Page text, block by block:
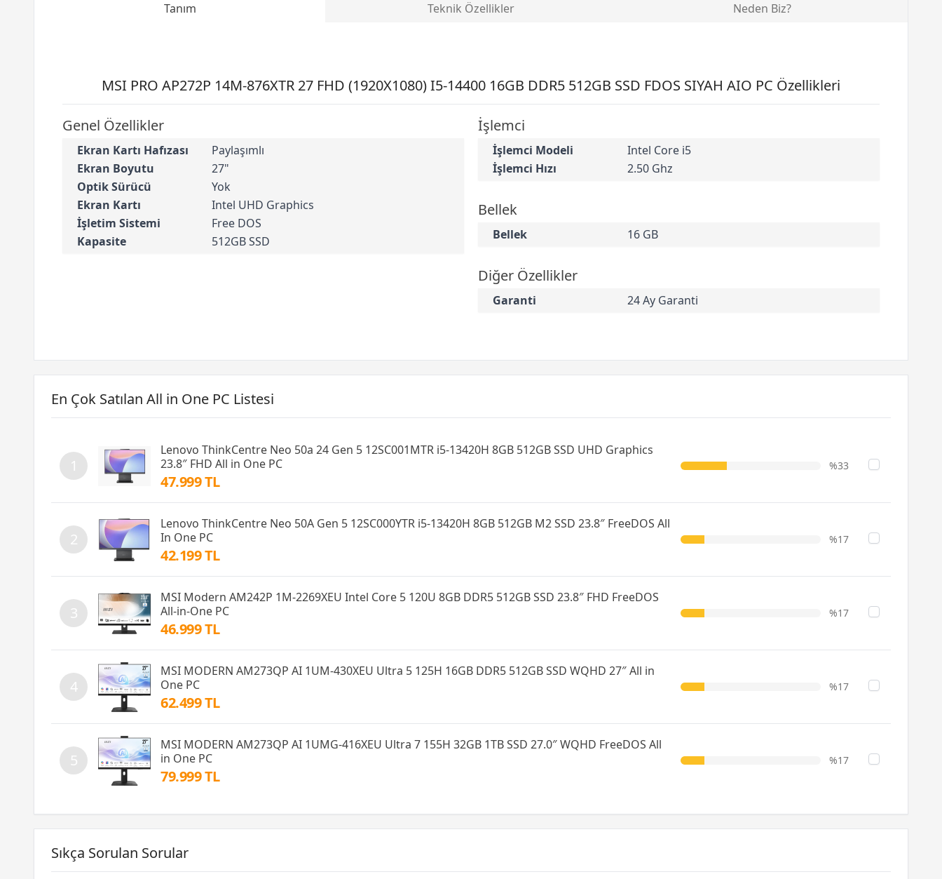
Tanım Teknik Özellikler Neden Biz?
MSI PRO AP272P 14M-876XTR 27 FHD (1920X1080) I5-14400 16GB DDR5 512GB SSD FDOS SIYAH AIO PC Özellikleri
Genel Özellikler
Ekran Kartı Hafızası
Paylaşımlı
Ekran Boyutu
27"
Optik Sürücü
Yok
Ekran Kartı
Intel UHD Graphics
İşletim Sistemi
Free DOS
Kapasite
512GB SSD
İşlemci
İşlemci Modeli
Intel Core i5
İşlemci Hızı
2.50 Ghz
Bellek
Bellek 16 GB
Diğer Özellikler
Garanti 24 Ay Garanti
En Çok Satılan All in One PC Listesi
1
Lenovo ThinkCentre Neo 50a 24 Gen 5 12SC001MTR i5-13420H 8GB 512GB SSD UHD Graphics
23.8″ FHD All in One PC
47.999 TL
%33
2
Lenovo ThinkCentre Neo 50A Gen 5 12SC000YTR i5-13420H 8GB 512GB M2 SSD 23.8″ FreeDOS All
In One PC
42.199 TL
%17
3
MSI Modern AM242P 1M-2269XEU Intel Core 5 120U 8GB DDR5 512GB SSD 23.8″ FHD FreeDOS
All-in-One PC
46.999 TL
%17
4
MSI MODERN AM273QP AI 1UM-430XEU Ultra 5 125H 16GB DDR5 512GB SSD WQHD 27″ All in
One PC
62.499 TL
%17
5
MSI MODERN AM273QP AI 1UMG-416XEU Ultra 7 155H 32GB 1TB SSD 27.0″ WQHD FreeDOS All
in One PC
79.999 TL
%17
Sıkça Sorulan Sorular